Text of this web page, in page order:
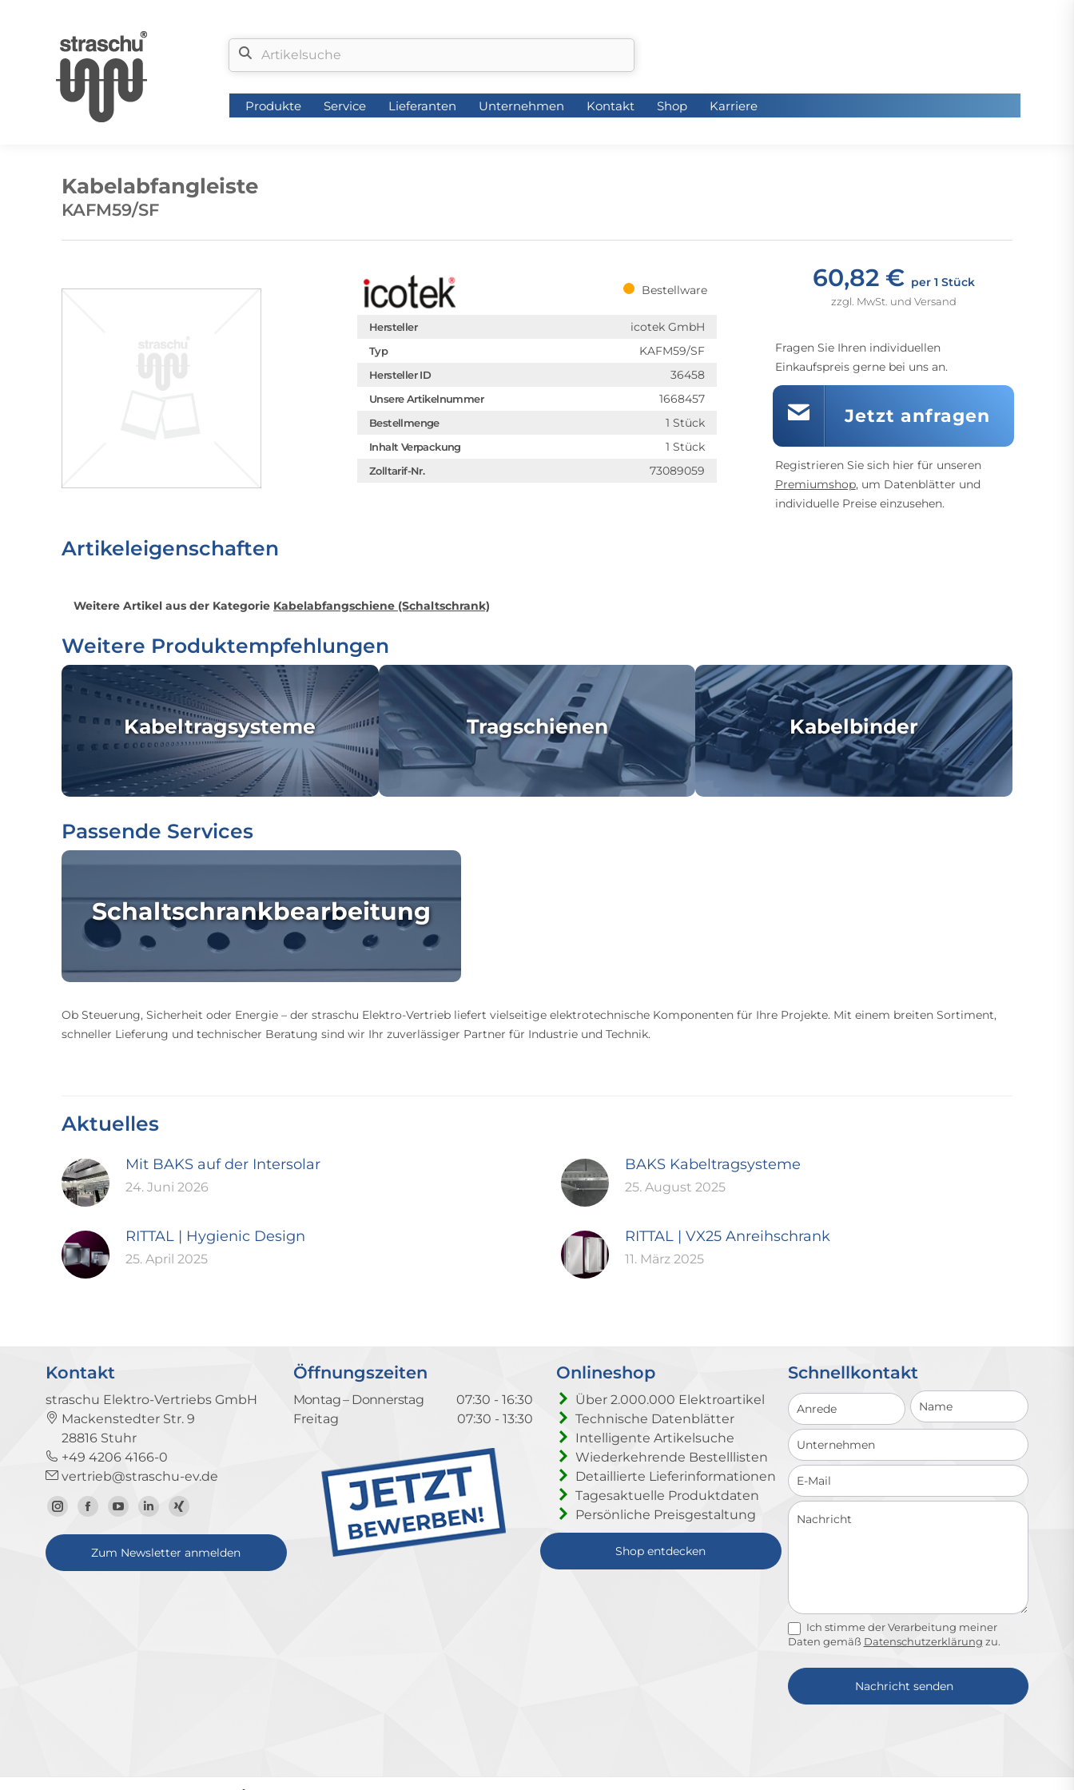
Produkte Service Lieferanten Unternehmen Kontakt Shop Karriere
Kabelabfangleiste
KAFM59/SF
Bestellware
Hersteller icotek GmbH
Typ KAFM59/SF
Hersteller ID 36458
Unsere Artikelnummer 1668457
Bestellmenge 1 Stück
Inhalt Verpackung 1 Stück
Zolltarif-Nr. 73089059
60,82 € per 1 Stück
zzgl. MwSt. und Versand
Fragen Sie Ihren individuellen
Einkaufspreis gerne bei uns an.
Jetzt anfragen
Registrieren Sie sich hier für unseren
Premiumshop, um Datenblätter und
individuelle Preise einzusehen.
Artikeleigenschaften
Weitere Artikel aus der Kategorie Kabelabfangschiene (Schaltschrank)
Weitere Produktempfehlungen
Kabeltragsysteme Tragschienen Kabelbinder
Passende Services
Schaltschrankbearbeitung
Ob Steuerung, Sicherheit oder Energie – der straschu Elektro-Vertrieb liefert vielseitige elektrotechnische Komponenten für Ihre Projekte. Mit einem breiten Sortiment,
schneller Lieferung und technischer Beratung sind wir Ihr zuverlässiger Partner für Industrie und Technik.
Aktuelles
Mit BAKS auf der Intersolar
24. Juni 2026
BAKS Kabeltragsysteme
25. August 2025
RITTAL | Hygienic Design
25. April 2025
RITTAL | VX25 Anreihschrank
11. März 2025
Kontakt
straschu Elektro-Vertriebs GmbH
Mackenstedter Str. 9
28816 Stuhr
+49 4206 4166-0
vertrieb@straschu-ev.de
Zum
Instagram-
Zur
Facebook-
Seite
Zum
YouTube-
Kanal
Zum
LinkedIn-
Profil
Zum
Xing-
Profil
Zum Newsletter anmelden
Öffnungszeiten
Montag – Donnerstag
07:30 - 16:30
Freitag
07:30 - 13:30
Onlineshop
Über 2.000.000 Elektroartikel
Technische Datenblätter
Intelligente Artikelsuche
Wiederkehrende Bestelllisten
Detaillierte Lieferinformationen
Tagesaktuelle Produktdaten
Persönliche Preisgestaltung
Shop entdecken
Schnellkontakt
Schnellkontakt
Ich stimme der Verarbeitung meiner
Daten gemäß Datenschutzerklärung zu.
Nachricht senden
Produkte Service Lieferanten Unternehmen Kontakt